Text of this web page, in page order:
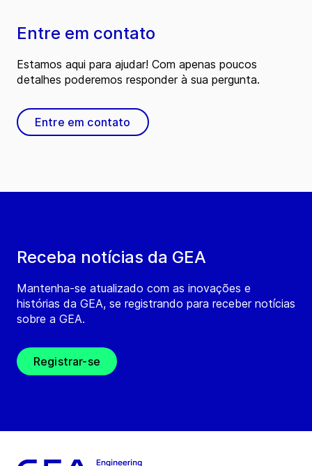
Receba notícias da GEA
Mantenha-se atualizado com as inovações e
histórias da GEA, se registrando para receber notícias
sobre a GEA.
Registrar-se
Entre em contato
Estamos aqui para ajudar! Com apenas poucos
detalhes poderemos responder à sua pergunta.
Entre em contato